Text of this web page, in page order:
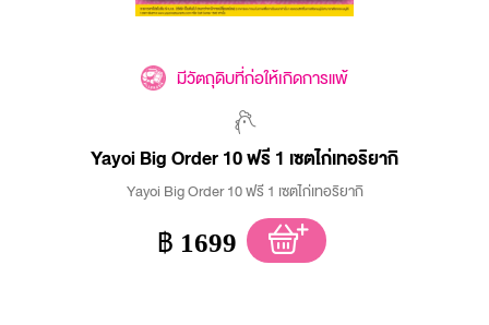
มีวัตถุดิบที่ก่อให้เกิดการแพ้
Yayoi Big Order 10 ฟรี 1 เซตไก่เทอริยากิ
Yayoi Big Order 10 ฟรี 1 เซตไก่เทอริยากิ
฿ 1699